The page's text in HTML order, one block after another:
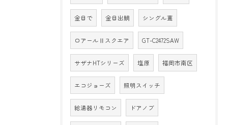
金目で 金目出鯛 シングル葺
ロアールⅡスクエア GT-C2472SAW
サザナHTシリーズ 塩原 福岡市南区
エコジョーズ 照明スイッチ
給湯器リモコン ドアノブ